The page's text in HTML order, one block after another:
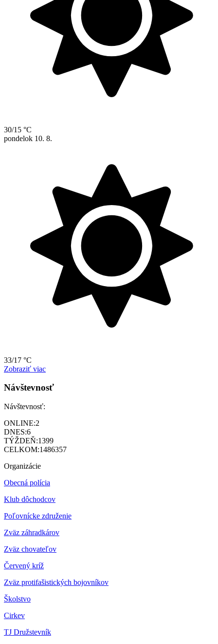
30/15 °C
pondelok 10. 8.
33/17 °C
Zobraziť viac
Návštevnosť
Návštevnosť:
ONLINE:2
DNES:6
TÝŽDEŇ:1399
CELKOM:1486357
Organizácie
Obecná polícia
Klub dôchodcov
Poľovnícke združenie
Zväz záhradkárov
Zväz chovateľov
Červený kríž
Zväz protifašistických bojovníkov
Školstvo
Cirkev
TJ Družstevník